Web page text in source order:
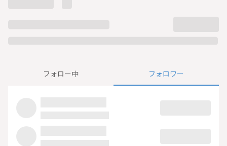
フォロー中 フォロワー